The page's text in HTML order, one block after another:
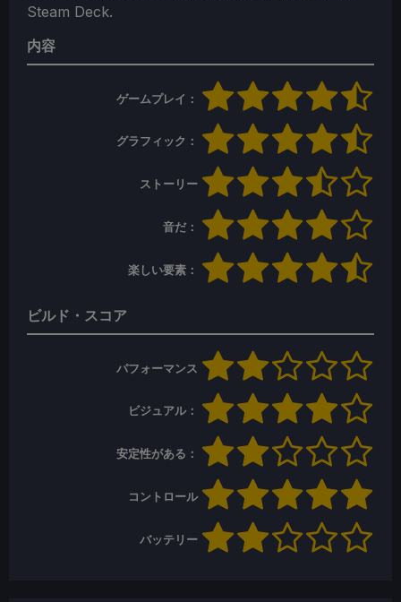
Steam Deck.
内容
ゲームプレイ：
グラフィック：
ストーリー
音だ：
楽しい要素：
ビルド・スコア
パフォーマンス
ビジュアル：
安定性がある：
コントロール
バッテリー